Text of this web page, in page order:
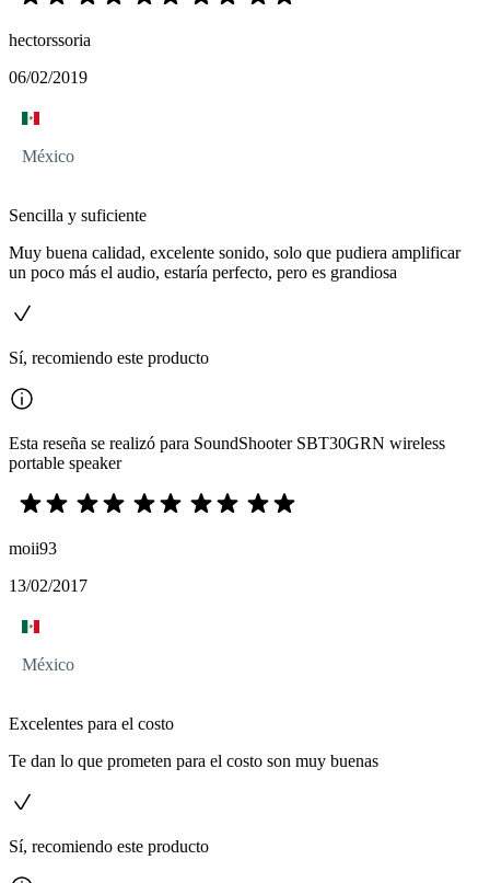
hectorssoria
06/02/2019
México
Sencilla y suficiente
Muy buena calidad, excelente sonido, solo que pudiera amplificar
un poco más el audio, estaría perfecto, pero es grandiosa
Sí, recomiendo este producto
Esta reseña se realizó para SoundShooter SBT30GRN wireless
portable speaker
moii93
13/02/2017
México
Excelentes para el costo
Te dan lo que prometen para el costo son muy buenas
Sí, recomiendo este producto